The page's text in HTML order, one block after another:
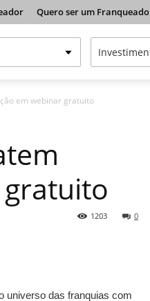
Quero ser um Franqueado
em webinar gratuito
0
1203
universo das franquias com